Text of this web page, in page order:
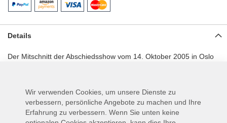
Details
Der Mitschnitt der Abschiedsshow vom 14. Oktober 2005 in Oslo
Mehr Informationen
Wir verwenden Cookies, um unsere Dienste zu
verbessern, persönliche Angebote zu machen und Ihre
Erfahrung zu verbessern. Wenn Sie unten keine